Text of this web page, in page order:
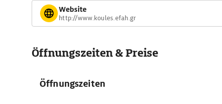
Website
http://www.koules.efah.gr
Öffnungszeiten & Preise
Öffnungszeiten